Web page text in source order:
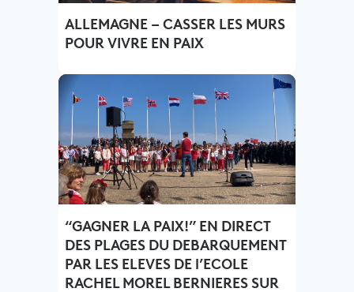
ALLEMAGNE – CASSER LES MURS
POUR VIVRE EN PAIX
“GAGNER LA PAIX!” EN DIRECT
DES PLAGES DU DEBARQUEMENT
PAR LES ELEVES DE l’ECOLE
RACHEL MOREL BERNIERES SUR